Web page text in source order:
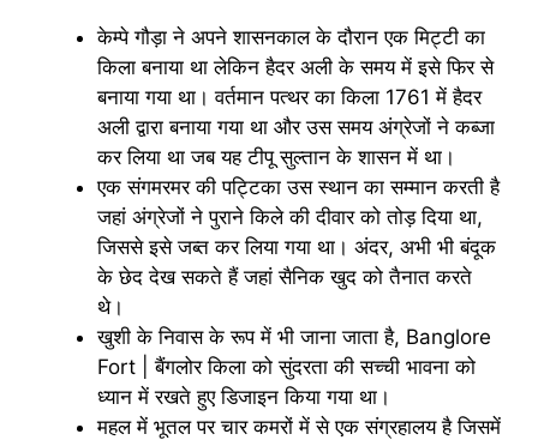
केम्पे गौड़ा ने अपने शासनकाल के दौरान एक मिट्टी का
किला बनाया था लेकिन हैदर अली के समय में इसे फिर से
बनाया गया था। वर्तमान पत्थर का किला 1761 में हैदर
अली द्वारा बनाया गया था और उस समय अंग्रेजों ने कब्जा
कर लिया था जब यह टीपू सुल्तान के शासन में था।
एक संगमरमर की पट्टिका उस स्थान का सम्मान करती है
जहां अंग्रेजों ने पुराने किले की दीवार को तोड़ दिया था,
जिससे इसे जब्त कर लिया गया था। अंदर, अभी भी बंदूक
के छेद देख सकते हैं जहां सैनिक खुद को तैनात करते
थे।
खुशी के निवास के रूप में भी जाना जाता है, Banglore
Fort | बैंगलोर किला को सुंदरता की सच्ची भावना को
ध्यान में रखते हुए डिजाइन किया गया था।
महल में भूतल पर चार कमरों में से एक संग्रहालय है जिसमें